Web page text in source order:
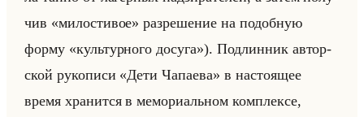
чив «милостивое» раз­ре­ше­ние на по­доб­ную
форму «культурного досуга»). Под­лин­ник ав­тор­
ской ру­ко­пи­си «Дети Чапаева» в на­сто­ящее
время хра­нит­ся в ме­мо­ри­альном ком­плек­се,